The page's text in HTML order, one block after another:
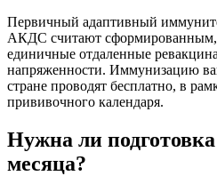
Первичный адаптивный
АКДС считают сформированным,
единичные отдаленные
напряженности. Иммунизацию
стране проводят бесплатно, в
прививочного календаря.
Нужна ли
месяца?